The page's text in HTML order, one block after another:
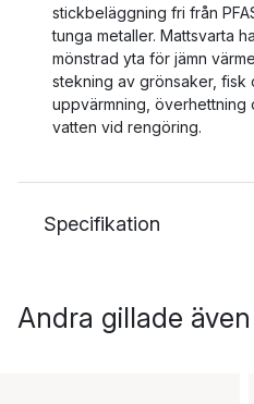
stickbeläggning fri från
tunga metaller. Mattsvarta
mönstrad yta för jämn
stekning av grönsaker, fisk
uppvärmning, överhettning
vatten vid rengöring.
Specifikation
Andra gillade även